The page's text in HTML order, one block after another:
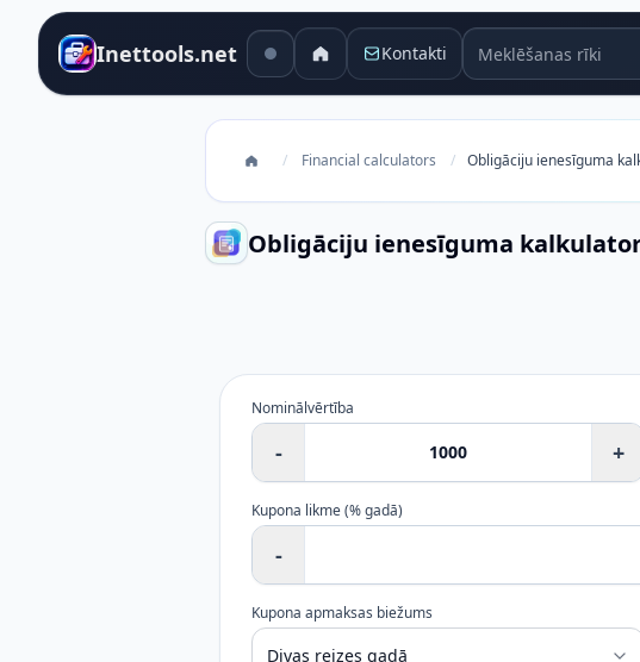
Inettools.net Kontakti Meklēšanas rīki
/ Financial calculators / Obligāciju ienesīguma
Obligāciju ienesīguma
Nominālvērtība
- +
Kupona likme (% gadā)
-
Kupona apmaksas biežums